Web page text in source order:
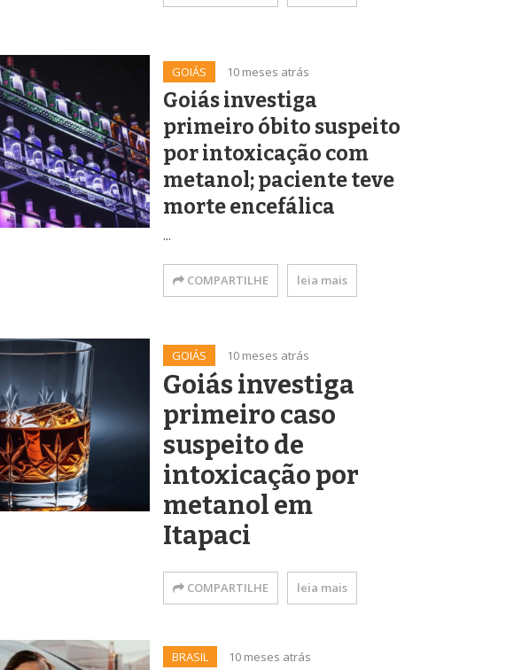
GOIÁS 10 meses atrás
Goiás investiga
primeiro óbito suspeito
por intoxicação com
metanol; paciente teve
morte encefálica
...
COMPARTILHE leia mais
GOIÁS 10 meses atrás
Goiás investiga
primeiro caso
suspeito de
intoxicação por
metanol em
Itapaci
COMPARTILHE leia mais
BRASIL 10 meses atrás